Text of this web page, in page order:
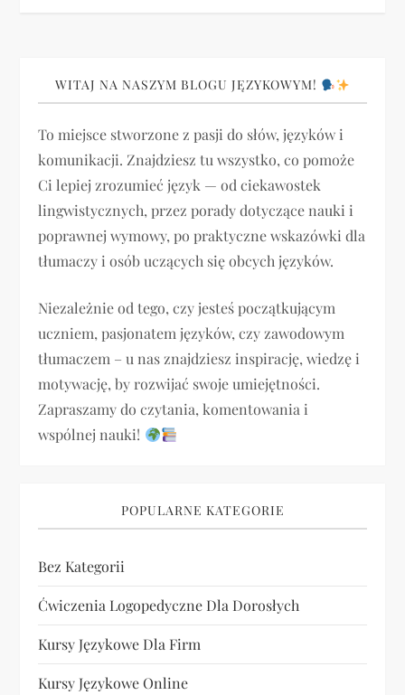
a
c
j
a
w
p
i
s
u
WITAJ NA NASZYM BLOGU JĘZYKOWYM!
To miejsce stworzone z pasji do słów, języków i
komunikacji. Znajdziesz tu wszystko, co pomoże
Ci lepiej zrozumieć język — od ciekawostek
lingwistycznych, przez porady dotyczące nauki i
poprawnej wymowy, po praktyczne wskazówki dla
tłumaczy i osób uczących się obcych języków.
Niezależnie od tego, czy jesteś początkującym
uczniem, pasjonatem języków, czy zawodowym
tłumaczem – u nas znajdziesz inspirację, wiedzę i
motywację, by rozwijać swoje umiejętności.
Zapraszamy do czytania, komentowania i
wspólnej nauki!
POPULARNE KATEGORIE
Bez Kategorii
Ćwiczenia Logopedyczne Dla Dorosłych
Kursy Językowe Dla Firm
Kursy Językowe Online